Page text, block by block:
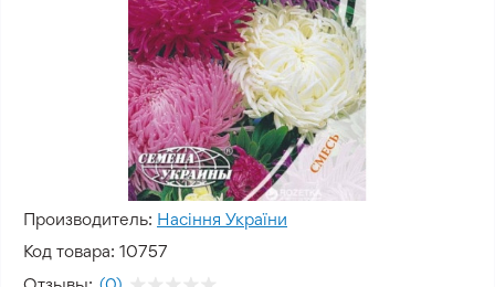
Производитель: Насіння України
Код товара: 10757